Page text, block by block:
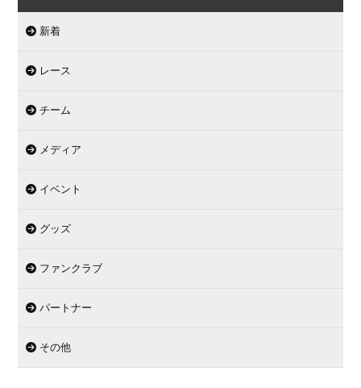
新着
レース
チーム
メディア
イベント
グッズ
ファンクラブ
パートナー
その他